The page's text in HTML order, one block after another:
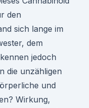
den
sich lange im
dem
jedoch
die unzähligen
und
Wirkung,